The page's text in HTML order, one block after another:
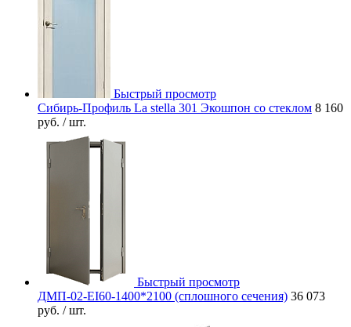
Быстрый просмотр
Сибирь-Профиль La stella 301 Экошпон со стеклом 8 160
руб. / шт.
Быстрый просмотр
ДМП-02-EI60-1400*2100 (сплошного сечения) 36 073
руб. / шт.